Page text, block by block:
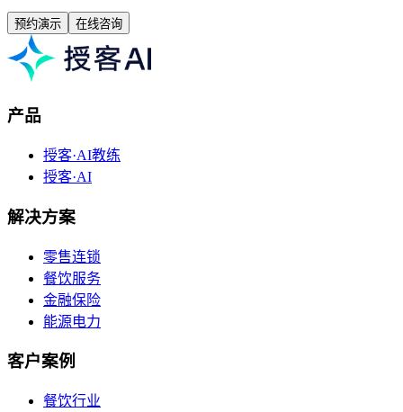
预约演示 在线咨询
产品
授客·AI教练
授客·AI
解决方案
零售连锁
餐饮服务
金融保险
能源电力
客户案例
餐饮行业